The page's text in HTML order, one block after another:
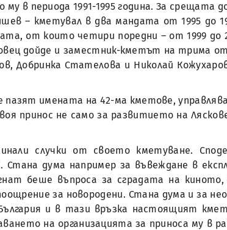
в периода 1991-1995 година. За срещата
– кметувал в два мандата от 1995 до
от които четири поредни – от 1999 до
дойде и заместник-кметът на трима
Добринка Стателова и Николай
пазят имената на 42-ма кметове,
принос не само за развитието на
случки от своето кметуване.
дума например за въвеждане в
беше въпроса за сградата на
за новородени. Стана дума и за
и в тази връзка настоящият
на организацията за приноса му в